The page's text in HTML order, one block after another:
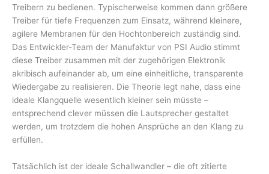
Treibern zu bedienen. Typischerweise kommen dann größere
Treiber für tiefe Frequenzen zum Einsatz, während kleinere,
agilere Membranen für den Hochtonbereich zuständig sind.
Das Entwickler-Team der Manufaktur von PSI Audio stimmt
diese Treiber zusammen mit der zugehörigen Elektronik
akribisch aufeinander ab, um eine einheitliche, transparente
Wiedergabe zu realisieren. Die Theorie legt nahe, dass eine
ideale Klangquelle wesentlich kleiner sein müsste –
entsprechend clever müssen die Lautsprecher gestaltet
werden, um trotzdem die hohen Ansprüche an den Klang zu
erfüllen.
Tatsächlich ist der ideale Schallwandler – die oft zitierte